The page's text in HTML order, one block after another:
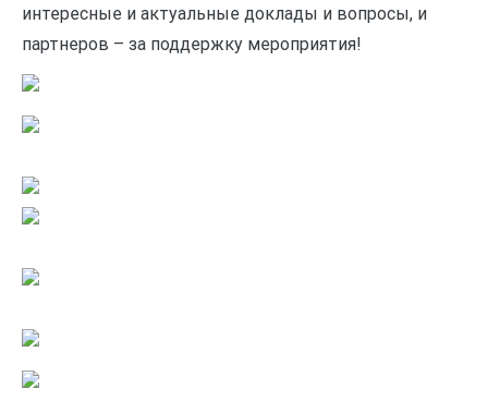
интересные и актуальные доклады и вопросы, и
партнеров – за поддержку мероприятия!